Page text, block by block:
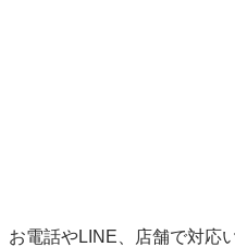
お電話やLINE、店舗で対応